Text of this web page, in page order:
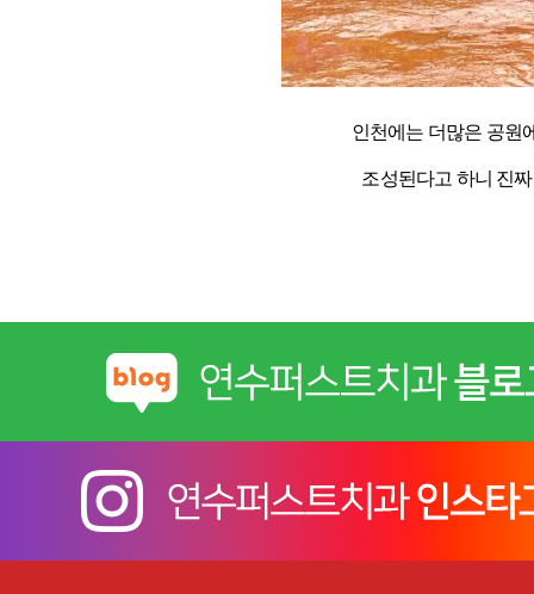
인천에는 더많은 공원
조성된다고 하니 진